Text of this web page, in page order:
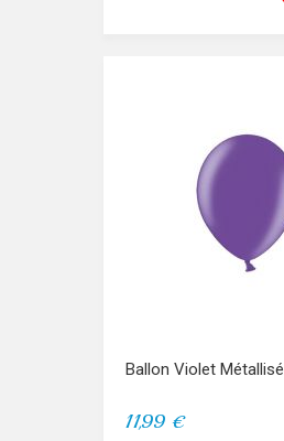
Ballon Violet Métallisé
11,99 €